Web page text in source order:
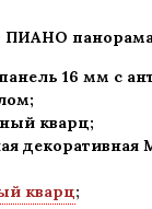
ПИАНО
16 мм с
кварц;
кварц;